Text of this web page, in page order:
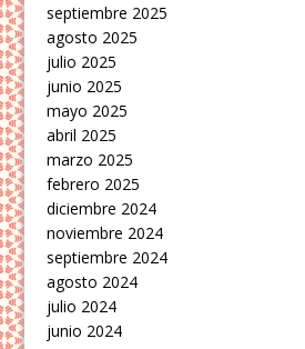
septiembre 2025
agosto 2025
julio 2025
junio 2025
mayo 2025
abril 2025
marzo 2025
febrero 2025
diciembre 2024
noviembre 2024
septiembre 2024
agosto 2024
julio 2024
junio 2024